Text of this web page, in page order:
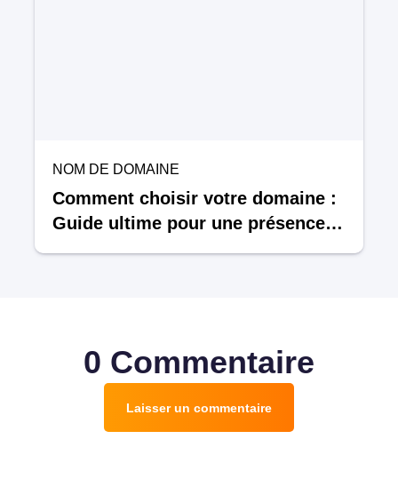
NOM DE DOMAINE
Comment choisir votre domaine :
Guide ultime pour une présence
0 Commentaire
Laisser un commentaire